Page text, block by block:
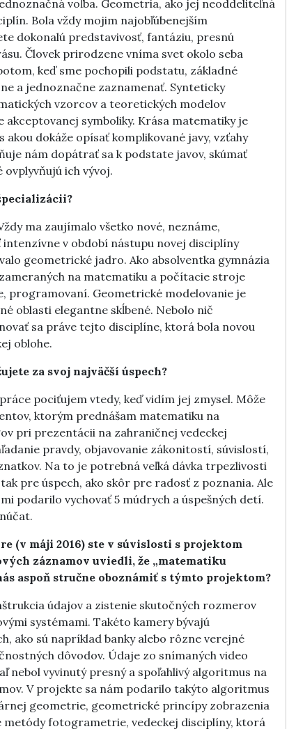
voľba. Geometria, ako jej neoddeliteľná
Bola vždy mojim najobľúbenejším
dokonalú predstavivosť, fantáziu, presnú
Človek prirodzene vníma svet okolo seba
keď sme pochopili podstatu, základné
a jednoznačne zaznamenať. Synteticky
vzorcov a teoretických modelov
symboliky. Krása matematiky je
dokáže opísať komplikované javy, vzťahy
nám dopátrať sa k podstate javov, skúmať
ich vývoj.
ma zaujímalo všetko nové, neznáme,
v období nástupu novej disciplíny
geometrické jadro. Ako absolventka gymnázia
na matematiku a počítacie stroje
programovaní. Geometrické modelovanie je
oblasti elegantne skĺbené. Nebolo nič
sa práve tejto disciplíne, ktorá bola novou
oblohe.
za svoj najväčší úspech?
pociťujem vtedy, keď vidím jej zmysel. Môže
ktorým prednášam matematiku na
pri prezentácii na zahraničnej vedeckej
pravdy, objavovanie zákonitostí, súvislostí,
Na to je potrebná veľká dávka trpezlivosti
pre úspech, ako skôr pre radosť z poznania. Ale
podarilo vychovať 5 múdrych a úspešných detí.
(v máji 2016) ste v súvislosti s projektom
záznamov uviedli, že „matematiku
aspoň stručne oboznámiť s týmto projektom?
údajov a zistenie skutočných rozmerov
systémami. Takéto kamery bývajú
ako sú napríklad banky alebo rôzne verejné
dôvodov. Údaje zo snímaných video
nebol vyvinutý presný a spoľahlivý algoritmus na
V projekte sa nám podarilo takýto algoritmus
geometrie, geometrické princípy zobrazenia
fotogrametrie, vedeckej disciplíny, ktorá